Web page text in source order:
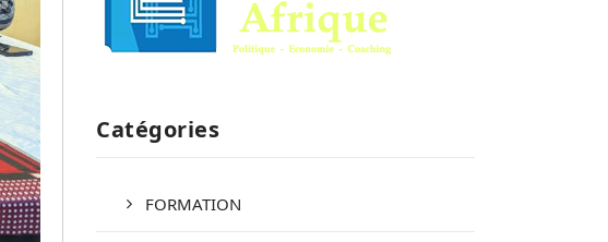
Catégories
FORMATION